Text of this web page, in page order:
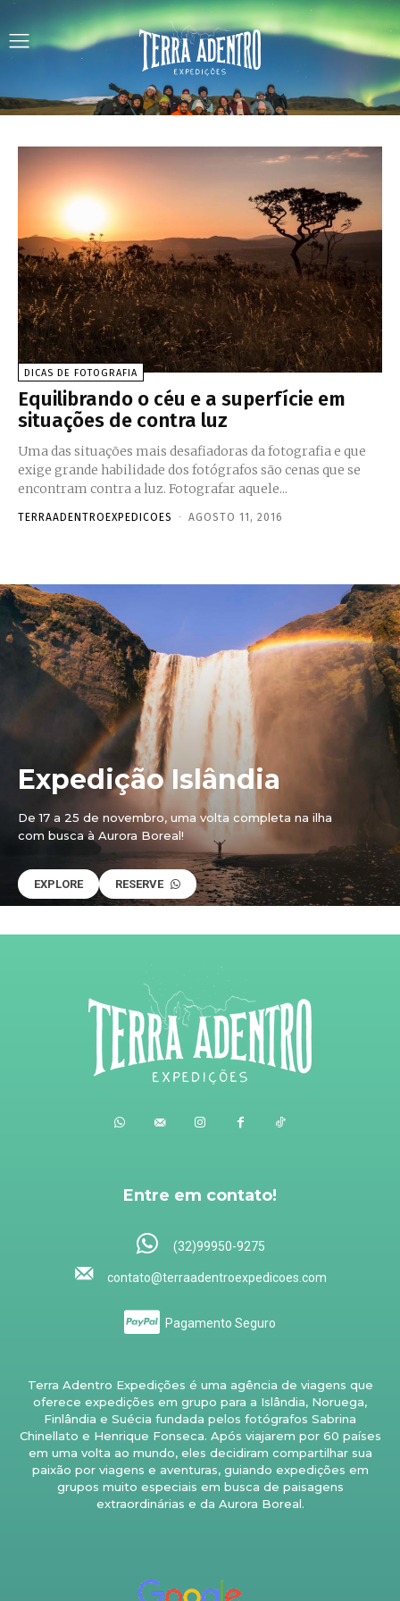
DICAS DE FOTOGRAFIA
Equilibrando o céu e a superfície em
situações de contra luz
Uma das situações mais desafiadoras da fotografia e que
exige grande habilidade dos fotógrafos são cenas que se
encontram contra a luz. Fotografar aquele...
TERRAADENTROEXPEDICOES - AGOSTO 11, 2016
Expedição Islândia
De 17 a 25 de novembro, uma volta completa na ilha
com busca à Aurora Boreal!
EXPLORE RESERVE
Entre em contato!
(32)99950-9275
contato@terraadentroexpedicoes.com
Pagamento Seguro
Terra Adentro Expedições é uma agência de viagens que
oferece expedições em grupo para a Islândia, Noruega,
Finlândia e Suécia fundada pelos fotógrafos Sabrina
Chinellato e Henrique Fonseca. Após viajarem por 60 países
em uma volta ao mundo, eles decidiram compartilhar sua
paixão por viagens e aventuras, guiando expedições em
grupos muito especiais em busca de paisagens
extraordinárias e da Aurora Boreal.